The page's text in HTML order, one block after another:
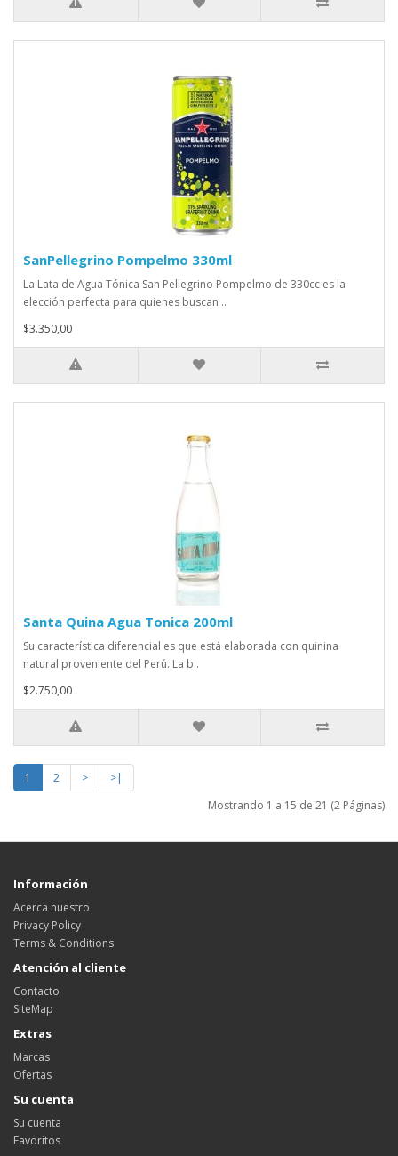
SanPellegrino Pompelmo 330ml
La Lata de Agua Tónica San Pellegrino Pompelmo de 330cc es la
elección perfecta para quienes buscan ..
$3.350,00
Santa Quina Agua Tonica 200ml
Su característica diferencial es que está elaborada con quinina
natural proveniente del Perú. La b..
$2.750,00
1 2 >
>|
Mostrando 1 a 15 de 21 (2 Páginas)
Información
Acerca nuestro
Privacy Policy
Terms & Conditions
Atención al cliente
Contacto
SiteMap
Extras
Marcas
Ofertas
Su cuenta
Su cuenta
Favoritos